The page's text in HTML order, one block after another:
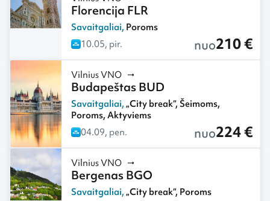
Florencija FLR
Savaitgaliai, Poroms
10.05, pir.
nuo210 €
Vilnius VNO
Budapeštas BUD
Savaitgaliai, „City break“, Šeimoms,
Poroms, Aktyviems
04.09, pen.
nuo224 €
Vilnius VNO
Bergenas BGO
Savaitgaliai, „City break“, Poroms